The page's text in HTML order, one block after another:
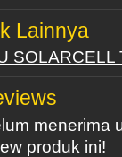
Lainnya
SOLARCELL
menerima
produk ini!